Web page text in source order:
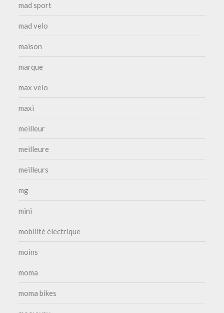
mad sport
mad velo
maison
marque
max velo
maxi
meilleur
meilleure
meilleurs
mg
mini
mobilité électrique
moins
moma
moma bikes